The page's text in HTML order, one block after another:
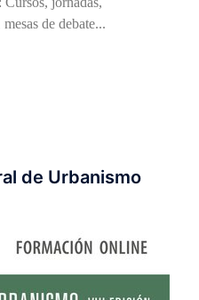
de debate...
de Urbanismo